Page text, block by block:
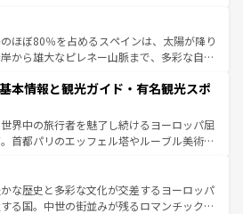
ナの美しい田園風景やアマルフィ海岸の絶
観も見逃せない。観光の合間には、本場の
ど、絶品のイタリア料理を堪能することも
タリアで、忘れられない旅をしてみよう！
タリア情報は
ほぼ80％を占めるスペインは、太陽が降り
から雄大なピレネー山脈まで、多彩な自然
の国では、情熱的なフラメンコ、熱気あふ
て美味しいタパスが生活の一部となってい
ードの洗練された雰囲気や、バルセロナの
街角から、地方では古代ローマ遺跡や中世
って風土や気候が異なるスペインはその個
性で訪れる人を魅了する。 なお、新着のスペイン情報は コ
を参照してほしい。
本情報と観光ガイド・有名観光スポ
界中の旅行者を魅了し続けるヨーロッパ屈
首都パリのエッフェル塔やルーブル美術館
が詰まっている。華麗な宮殿、歴史的な大
ーチ、そして豊かな自然が、訪れる者を心
また、フランスは美食の国としても知ら
な歴史と多彩な文化が交差するヨーロッパ
る国。中世の街並みが残るロマンチック街